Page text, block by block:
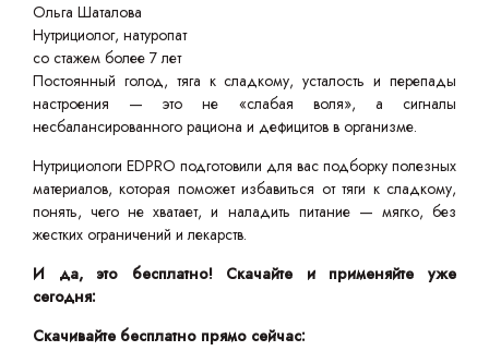
Ольга Шаталова
Нутрициолог, натуропат
со стажем более 7 лет
Постоянный голод, тяга к сладкому, усталость и перепады
настроения — это не «слабая воля», а сигналы
несбалансированного рациона и дефицитов в организме.
Нутрициологи EDPRO подготовили для вас подборку полезных
материалов, которая поможет избавиться от тяги к сладкому,
понять, чего не хватает, и наладить питание — мягко, без
жестких ограничений и лекарств.
И да, это бесплатно! Скачайте и применяйте уже
сегодня:
Скачивайте бесплатно прямо сейчас: